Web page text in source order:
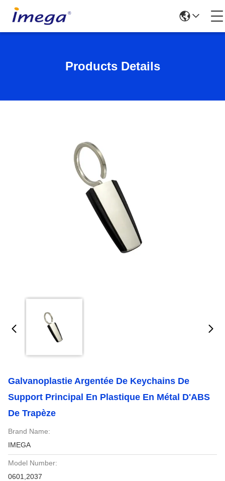
Products Details
Galvanoplastie Argentée De Keychains De
Support Principal En Plastique En Métal D'ABS
De Trapèze
Brand Name:
IMEGA
Model Number:
0601,2037